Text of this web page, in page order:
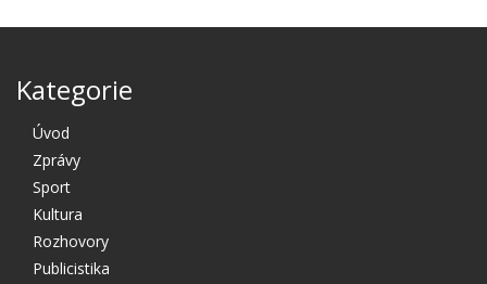
Kategorie
Úvod
Zprávy
Sport
Kultura
Rozhovory
Publicistika